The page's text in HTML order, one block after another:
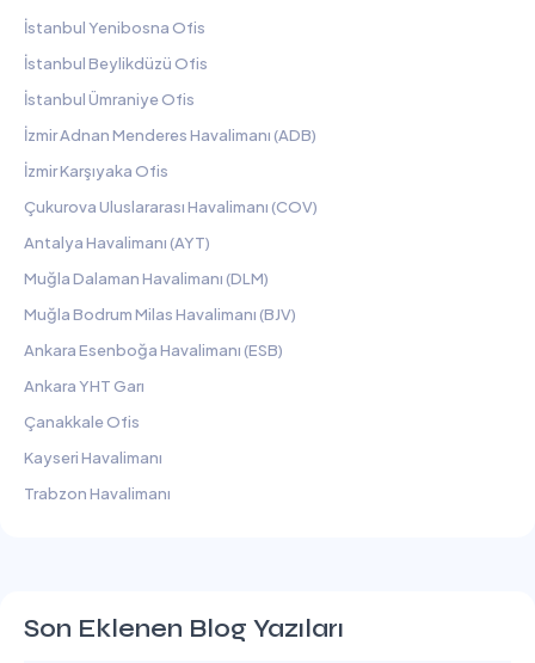
İstanbul Yenibosna Ofis
İstanbul Beylikdüzü Ofis
İstanbul Ümraniye Ofis
İzmir Adnan Menderes Havalimanı (ADB)
İzmir Karşıyaka Ofis
Çukurova Uluslararası Havalimanı (COV)
Antalya Havalimanı (AYT)
Muğla Dalaman Havalimanı (DLM)
Muğla Bodrum Milas Havalimanı (BJV)
Ankara Esenboğa Havalimanı (ESB)
Ankara YHT Garı
Çanakkale Ofis
Kayseri Havalimanı
Trabzon Havalimanı
Son Eklenen Blog Yazıları